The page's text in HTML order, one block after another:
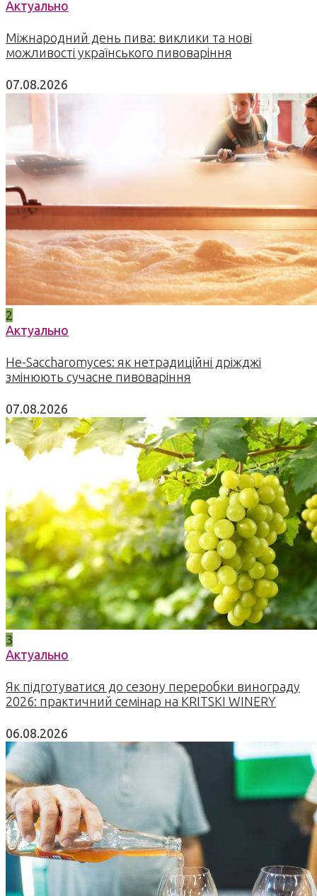
Актуально
Міжнародний день пива: виклики та нові
можливості українського пивоваріння
07.08.2026
2
Актуально
Не-Saccharomyces: як нетрадиційні дріжджі
змінюють сучасне пивоваріння
07.08.2026
3
Актуально
Як підготуватися до сезону переробки винограду
2026: практичний семінар на KRITSKI WINERY
06.08.2026